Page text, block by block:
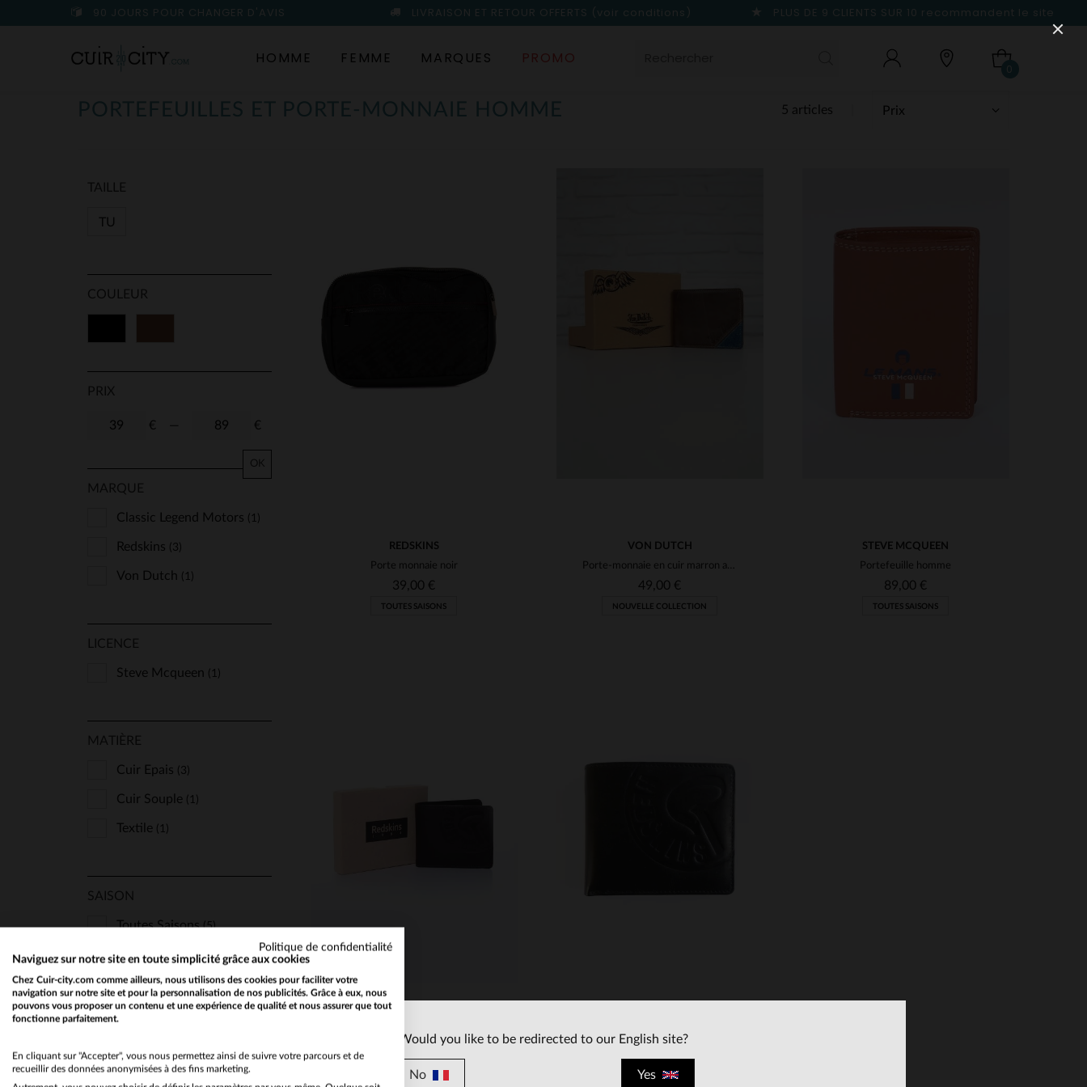
90 JOURS POUR CHANGER D'AVIS LIVRAISON ET RETOUR OFFERTS (voir conditions) PLUS DE 9 CLIENTS SUR 10 recommandent le site
HOMME FEMME MARQUES PROMO
0
5 articles
PORTEFEUILLES ET PORTE-MONNAIE HOMME
TAILLE
TU
COULEUR
PRIX
€ €
OK
MARQUE
Classic Legend Motors (1)
Redskins (3)
Von Dutch (1)
LICENCE
Steve Mcqueen (1)
MATIÈRE
Cuir Epais (3)
Cuir Souple (1)
Textile (1)
SAISON
Toutes Saisons(5)
N'AFFICHER QUE
Les Nouveautés
REDSKINS
Porte monnaie noir
39,00 €
TOUTES SAISONS
VON DUTCH
Porte-monnaie en cuir marron avec coin en denim
49,00 €
NOUVELLE COLLECTION
STEVE MCQUEEN
Portefeuille homme
89,00 €
TOUTES SAISONS
Portefeuille en cuir noir homme
Would you like to be redirected to our English site?
No Yes
Politique de confidentialité
Naviguez sur notre site en toute simplicité grâce aux cookies
Chez Cuir-city.com comme ailleurs, nous utilisons des cookies pour faciliter votre
navigation sur notre site et pour la personnalisation de nos publicités. Grâce à eux, nous
pouvons vous proposer un contenu et une expérience de qualité et nous assurer que tout
fonctionne parfaitement.
En cliquant sur "Accepter", vous nous permettez ainsi de suivre votre parcours et de
recueillir des données anonymisées à des fins marketing.